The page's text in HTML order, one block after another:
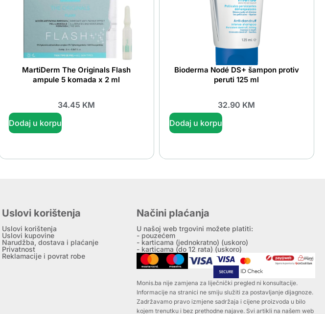
MartiDerm The Originals Flash
ampule 5 komada x 2 ml
34.45 KM
Dodaj u korpu
Bioderma Nodé DS+ šampon protiv
peruti 125 ml
32.90 KM
Dodaj u korpu
Uslovi korištenja
Uslovi korištenja
Uslovi kupovine
Narudžba, dostava i plaćanje
Privatnost
Reklamacije i povrat robe
Načini plaćanja
U našoj web trgovini možete platiti:
- pouzećem
- karticama (jednokratno) (uskoro)
- karticama (do 12 rata) (uskoro)
Monis.ba nije zamjena za liječnički pregled ni konsultacije.
Informacije na stranici ne smiju služiti za postavljanje dijagnoze.
Zadržavamo pravo izmjene sadržaja i cijene proizvoda u bilo
kojem trenutku i bez prethodne najave. Svi artikli na našem web